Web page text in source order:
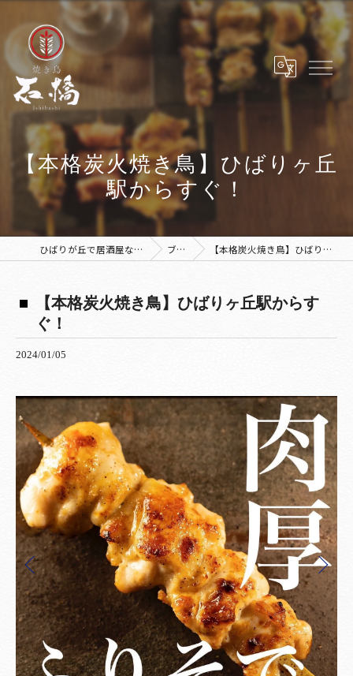
【本格炭火焼き鳥】ひばりヶ丘
駅からすぐ！
ひばりが丘で居酒屋なら焼き鳥 石橋 ブログ 【本格炭火焼き鳥】ひばりヶ丘駅からすぐ！
【本格炭火焼き鳥】ひばりヶ丘駅からす
ぐ！
2024/01/05